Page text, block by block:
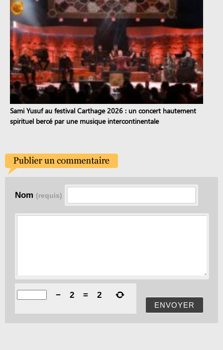
Sami Yusuf au festival Carthage 2026 : un concert hautement
spirituel bercé par une musique intercontinentale
Nom (requis)
ENVOYER
− 2 = 2